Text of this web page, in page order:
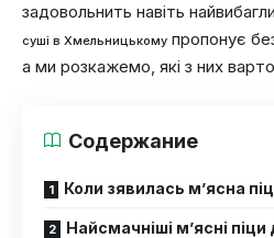
задовольнить навіть
суші в Хмельницькому пропонує
а ми розкажемо, які з них
Содержание
Коли зявилась м’ясна
Найсмачніші м’ясні